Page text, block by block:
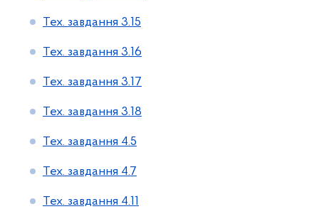
Тех. завдання 3.15
Тех. завдання 3.16
Тех. завдання 3.17
Тех. завдання 3.18
Тех. завдання 4.5
Тех. завдання 4.7
Тех. завдання 4.11